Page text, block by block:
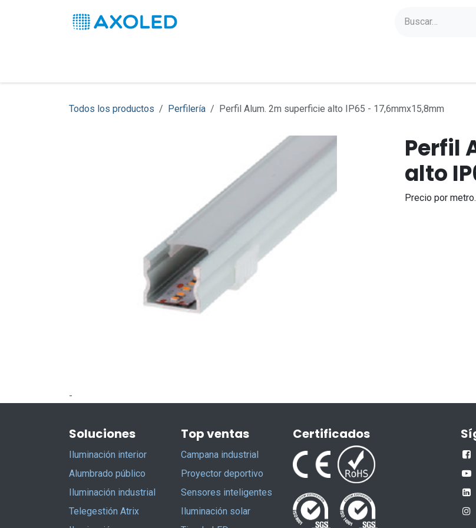
Todos los productos Perfilería Perfil Alum. 2m superficie alto IP65 - 17,6mmx15,8mm
Perfil
alto
Precio por
-
Soluciones
Iluminación interior
Alumbrado público
Iluminación industrial
Telegestión Atrix
Top ventas
Campana industrial
Proyector deportivo
Sensores inteligentes
Iluminación solar
Certificados